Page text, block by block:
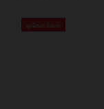
ஒகேனக்கல்